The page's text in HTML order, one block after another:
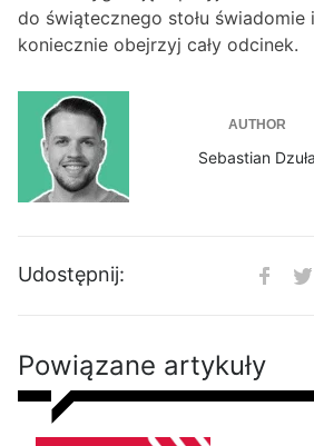
do świątecznego stołu świadomie
koniecznie obejrzyj cały odcinek.
Sebastian Dzuła
AUTHOR
Udostępnij:
Powiązane artykuły